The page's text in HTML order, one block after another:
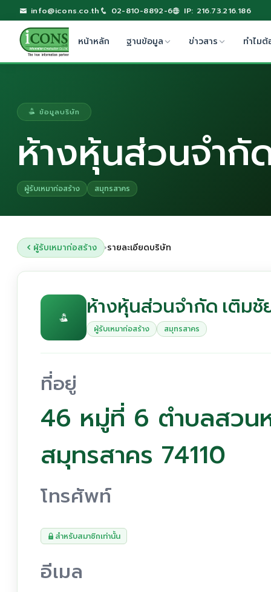
info@icons.co.th 02-810-8892-6 IP: 216.73.216.186
หน้าหลัก ฐานข้อมูล ข่าวสาร ทำไมต้
ข้อมูลบริษัท
ห้างหุ้นส่วนจำกั
ผู้รับเหมาก่อสร้าง สมุทรสาคร
ผู้รับเหมาก่อสร้าง ›รายละเอียดบริษัท
ห้างหุ้นส่วนจำกัด เติมชั
ผู้รับเหมาก่อสร้าง สมุทรสาคร
ที่อยู่
46 หมู่ที่ 6 ตำบลสวน
สมุทรสาคร 74110
โทรศัพท์
สำหรับสมาชิกเท่านั้น
อีเมล